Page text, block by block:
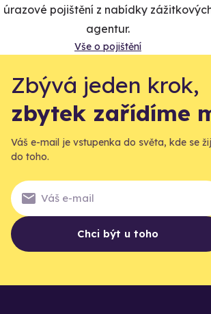
úrazové pojištění z nabídky
agentur.
Vše o pojištění
Zbývá jeden krok,
zbytek zařídíme
Váš e-mail je vstupenka do světa, kde se
do toho.
Chci být u toho